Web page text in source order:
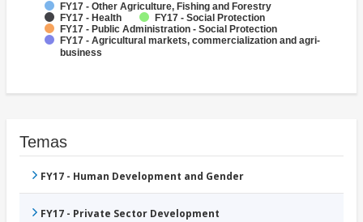
FY17 - Other Agriculture, Fishing and Forestry
FY17 - Health
FY17 - Social Protection
FY17 - Public Administration - Social Protection
FY17 - Agricultural markets, commercialization and agri-
business
Temas
FY17 - Human Development and Gender
FY17 - Private Sector Development